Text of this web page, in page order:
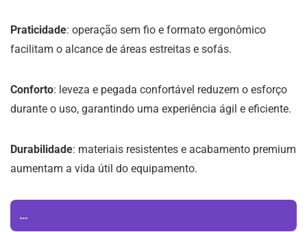
Praticidade: operação sem fio e formato ergonômico
facilitam o alcance de áreas estreitas e sofás.
Conforto: leveza e pegada confortável reduzem o esforço
durante o uso, garantindo uma experiência ágil e eficiente.
Durabilidade: materiais resistentes e acabamento premium
aumentam a vida útil do equipamento.
...